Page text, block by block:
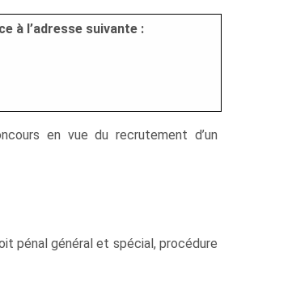
à l’adresse suivante :
en vue du recrutement d’un
pénal général et spécial, procédure